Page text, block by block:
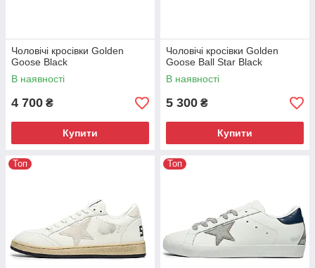
Чоловічі кросівки Golden
Goose Black
В наявності
4 700 ₴
Купити
Чоловічі кросівки Golden
Goose Ball Star Black
В наявності
5 300 ₴
Купити
Топ Топ